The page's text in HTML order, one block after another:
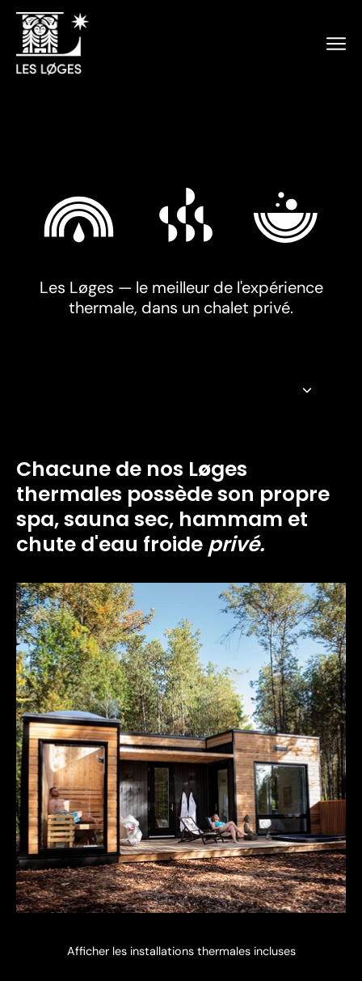
Aller
contenu
Les Løges — le meilleur de l'expérience
thermale, dans un chalet privé.
Afficher les installations thermales incluses
Chacune de nos Løges
thermales possède son propre
spa, sauna sec, hammam et
chute d'eau froide privé.